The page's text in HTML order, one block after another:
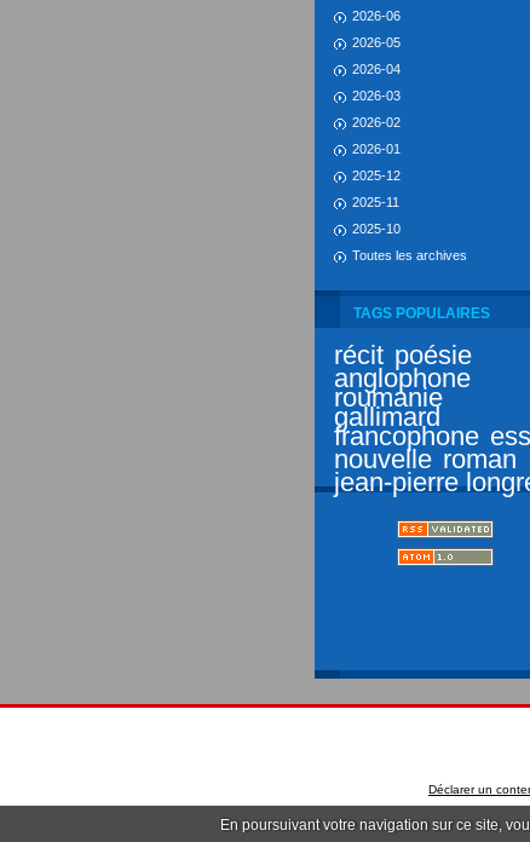
En poursuivant votre navigation sur ce site,
2026-06
2026-05
2026-04
2026-03
2026-02
2026-01
2025-12
2025-11
2025-10
Toutes les archives
TAGS POPULAIRES
récit poésie
anglophone
roumanie
gallimard
francophone
nouvelle roman
jean-pierre
Déclarer un